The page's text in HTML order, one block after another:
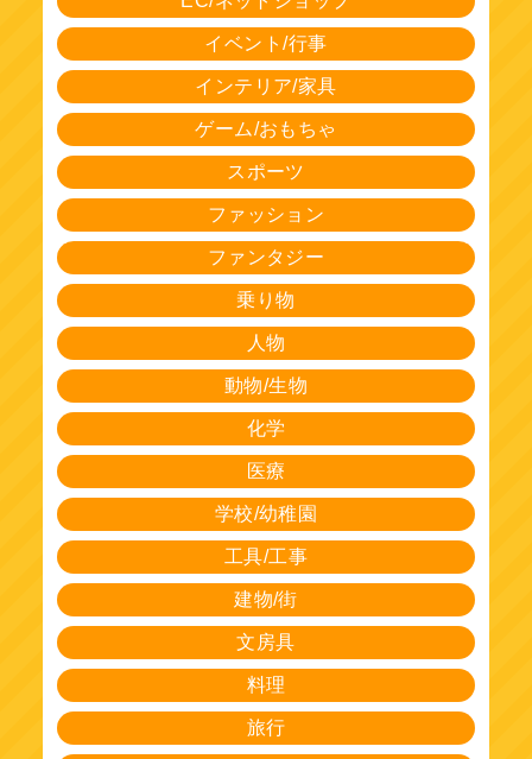
イベント/行事
インテリア/家具
ゲーム/おもちゃ
スポーツ
ファッション
ファンタジー
乗り物
人物
動物/生物
化学
医療
学校/幼稚園
工具/工事
建物/街
文房具
料理
旅行